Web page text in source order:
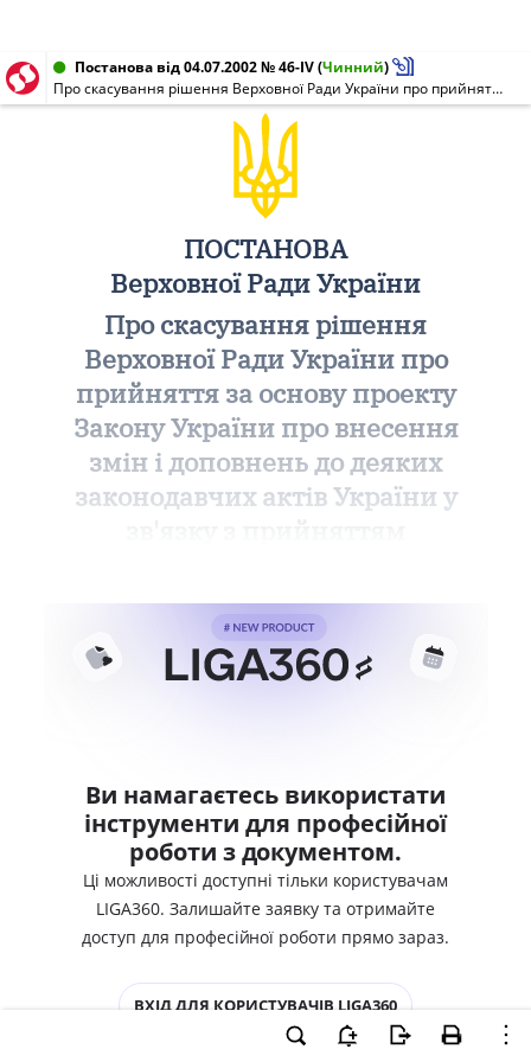
Постанова від 04.07.2002 № 46-IV(Чинний)
Про скасування рішення Верховної Ради України про прийняття за основу проекту Закону України про внесення змін і доповнень до деяких законодавчих актів України у зв'язку з прийняттям Закону України "Про порядок утримання й поводження з домашніми тваринами у населених пунктах України"
ПОСТАНОВА
Верховної Ради України
Про скасування рішення
Верховної Ради України про
прийняття за основу проекту
Закону України про внесення
змін і доповнень до деяких
законодавчих актів України у
Ви намагаєтесь використати
інструменти для професійної
роботи з документом.
Ці можливості доступні тільки користувачам
LIGA360. Залишайте заявку та отримайте
доступ для професійної роботи прямо зараз.
ВХІД ДЛЯ КОРИСТУВАЧІВ LIGA360
ХОЧУ СПРОБУВАТИ LIGA360 - ОТРИМАТИ